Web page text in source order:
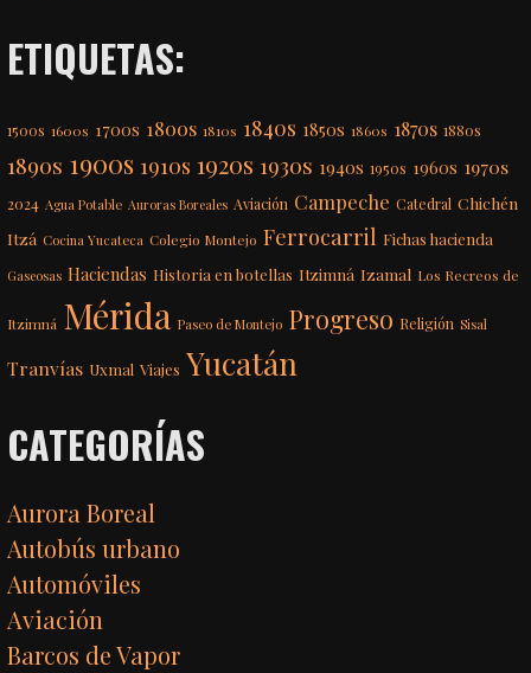
ETIQUETAS:
1500s 1600s 1700s 1800s 1810s 1840s 1850s 1860s 1870s 1880s
1890s 1900s 1910s 1920s 1930s 1940s 1950s 1960s 1970s
2024 Agua Potable Auroras Boreales Aviación Campeche Catedral Chichén
Itzá Cocina Yucateca Colegio Montejo Ferrocarril Fichas hacienda
Gaseosas Haciendas Historia en botellas Itzimná Izamal Los Recreos de
Itzimná Mérida Paseo de Montejo Progreso Religión Sisal
Tranvías Uxmal Viajes Yucatán
CATEGORÍAS
Aurora Boreal
Autobús urbano
Automóviles
Aviación
Barcos de Vapor